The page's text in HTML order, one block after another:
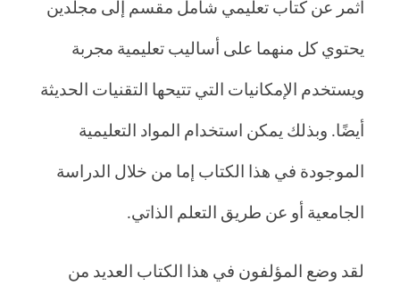
أثمر عن كتاب تعليمي شامل مقسم إلى مجلدين
يحتوي كل منهما على أساليب تعليمية مجربة
ويستخدم الإمكانيات التي تتيحها التقنيات الحديثة
أيضًا. وبذلك يمكن استخدام المواد التعليمية
الموجودة في هذا الكتاب إما من خلال الدراسة
الجامعية أو عن طريق التعلم الذاتي.
لقد وضع المؤلفون في هذا الكتاب العديد من